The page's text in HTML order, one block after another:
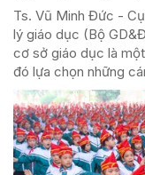
Ts. Vũ Minh Đức -
lý giáo dục (Bộ
cơ sở giáo dục là
đó lựa chọn những